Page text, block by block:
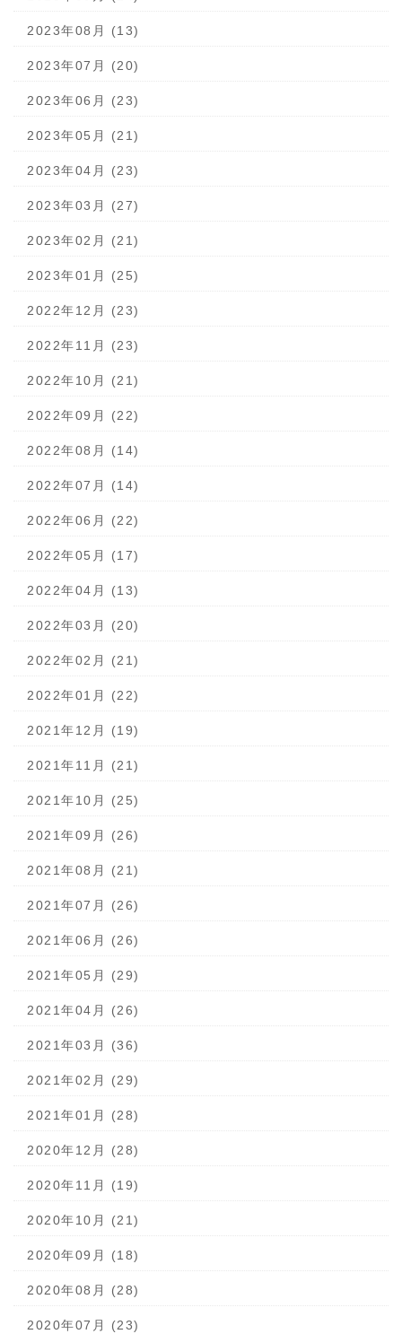
2023年08月 (13)
2023年07月 (20)
2023年06月 (23)
2023年05月 (21)
2023年04月 (23)
2023年03月 (27)
2023年02月 (21)
2023年01月 (25)
2022年12月 (23)
2022年11月 (23)
2022年10月 (21)
2022年09月 (22)
2022年08月 (14)
2022年07月 (14)
2022年06月 (22)
2022年05月 (17)
2022年04月 (13)
2022年03月 (20)
2022年02月 (21)
2022年01月 (22)
2021年12月 (19)
2021年11月 (21)
2021年10月 (25)
2021年09月 (26)
2021年08月 (21)
2021年07月 (26)
2021年06月 (26)
2021年05月 (29)
2021年04月 (26)
2021年03月 (36)
2021年02月 (29)
2021年01月 (28)
2020年12月 (28)
2020年11月 (19)
2020年10月 (21)
2020年09月 (18)
2020年08月 (28)
2020年07月 (23)